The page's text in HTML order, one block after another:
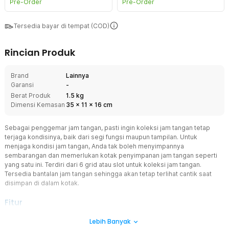
Pre-Order Pre-Order
Tersedia bayar di tempat (COD)
Rincian Produk
Brand
Lainnya
Garansi
-
Berat Produk
1.5 kg
Dimensi Kemasan 35 x 11 x 16 cm
Sebagai penggemar jam tangan, pasti ingin koleksi jam tangan tetap
terjaga kondisinya, baik dari segi fungsi maupun tampilan. Untuk
menjaga kondisi jam tangan, Anda tak boleh menyimpannya
sembarangan dan memerlukan kotak penyimpanan jam tangan seperti
yang satu ini. Terdiri dari 6 grid atau slot untuk koleksi jam tangan.
Tersedia bantalan jam tangan sehingga akan tetap terlihat cantik saat
disimpan di dalam kotak.
Fitur
Melindungi Jam Tangan dari Kerusakan
Lebih Banyak